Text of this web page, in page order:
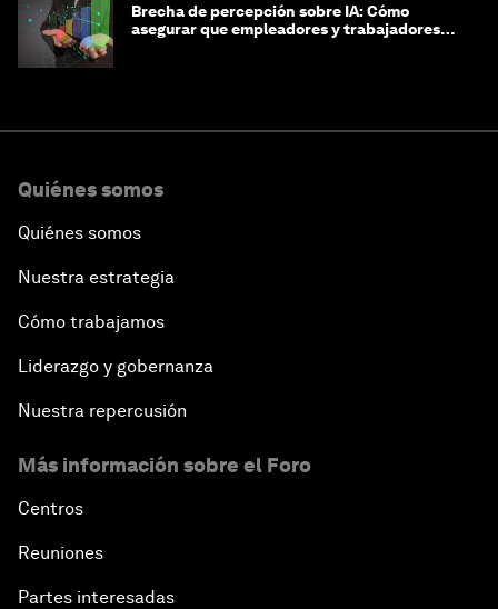
Brecha de percepción sobre IA: Cómo
asegurar que empleadores y trabajadores
Quiénes somos
Quiénes somos
Nuestra estrategia
Cómo trabajamos
Liderazgo y gobernanza
Nuestra repercusión
Más información sobre el Foro
Centros
Reuniones
Partes interesadas